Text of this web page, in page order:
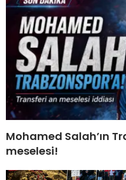
Mohamed Salah’ın
meselesi!